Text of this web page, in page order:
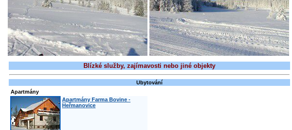
Blízké služby, zajímavosti nebo jiné objekty
Ubytování
Apartmány
Apartmány Farma Bovine -
Heřmanovice